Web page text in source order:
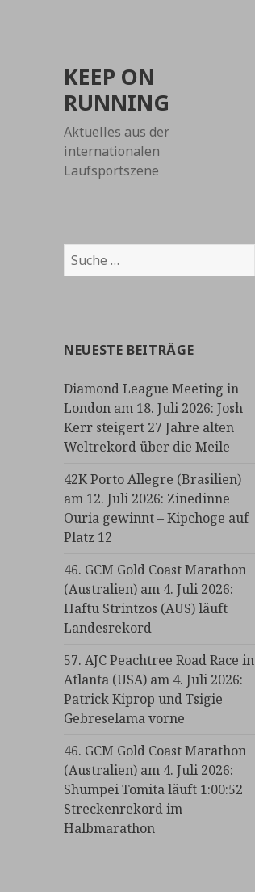
KEEP ON
RUNNING
Aktuelles aus der
internationalen
Laufsportszene
Suche
nach:
NEUESTE BEITRÄGE
Diamond League Meeting in
London am 18. Juli 2026: Josh
Kerr steigert 27 Jahre alten
Weltrekord über die Meile
42K Porto Allegre (Brasilien)
am 12. Juli 2026: Zinedinne
Ouria gewinnt – Kipchoge auf
Platz 12
46. GCM Gold Coast Marathon
(Australien) am 4. Juli 2026:
Haftu Strintzos (AUS) läuft
Landesrekord
57. AJC Peachtree Road Race in
Atlanta (USA) am 4. Juli 2026:
Patrick Kiprop und Tsigie
Gebreselama vorne
46. GCM Gold Coast Marathon
(Australien) am 4. Juli 2026:
Shumpei Tomita läuft 1:00:52
Streckenrekord im
Halbmarathon